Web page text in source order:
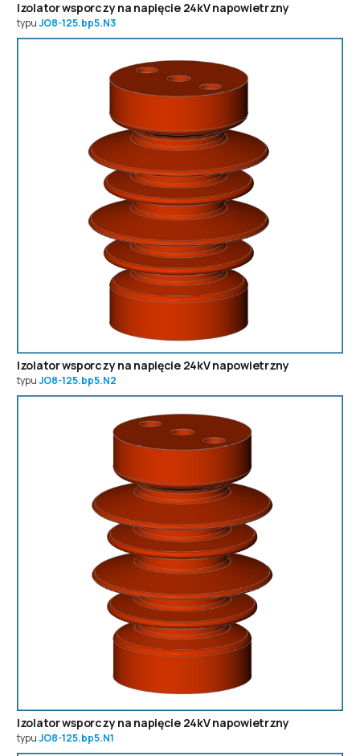
Izolator wsporczy na napięcie 24kV napowietrzny
typuJO8-125.bp5.N3
Izolator wsporczy na napięcie 24kV napowietrzny
typuJO8-125.bp5.N2
Izolator wsporczy na napięcie 24kV napowietrzny
typuJO8-125.bp5.N1